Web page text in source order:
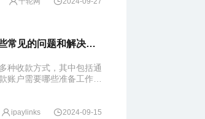
开通亚马逊收款账户需要准备哪些资料？有哪些常见的问题和解决方案？
种收款方式，其中包括通
账户需要哪些准备工作
ipaylinks 2024-09-15